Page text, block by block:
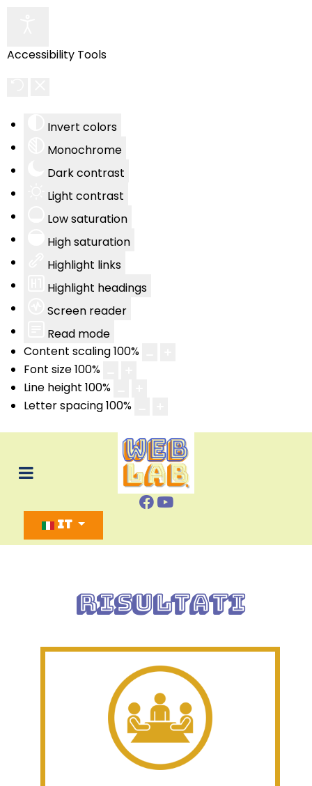
Accessibility Tools
Invert colors
Monochrome
Dark contrast
Light contrast
Low saturation
High saturation
Highlight links
Highlight headings
Screen reader
Read mode
Content scaling100%
Font size100%
Line height 100%
Letter spacing100%
Seleziona la tua lingua
IT
Risultati